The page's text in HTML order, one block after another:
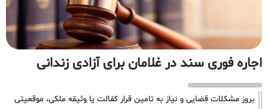
اجاره فوری سند در غلامان برای آزادی زندانی
بروز مشکلات قضایی و نیاز به تامین قرار کفالت یا وثیقه ملکی، موقعیتی